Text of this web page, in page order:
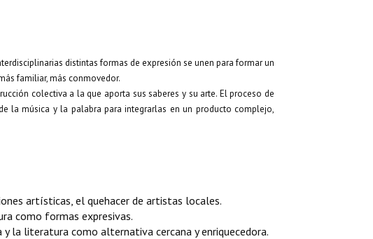
distintas formas de expresión se unen para formar un
familiar, más conmovedor.
colectiva a la que aporta sus saberes y su arte. El proceso de
la música y la palabra para integrarlas en un producto complejo,
artísticas, el quehacer de artistas locales.
como formas expresivas.
la literatura como alternativa cercana y enriquecedora.